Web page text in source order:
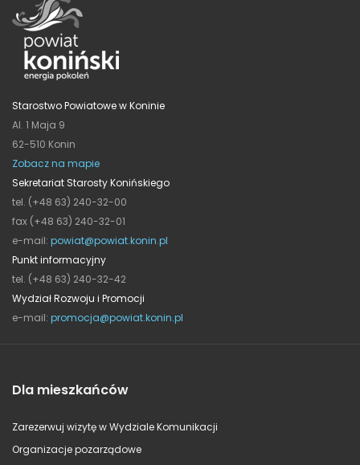
Starostwo Powiatowe w Koninie
Al. 1 Maja 9
62-510 Konin
Zobacz na mapie
Sekretariat Starosty Konińskiego
tel. (+48 63) 240-32-00
fax (+48 63) 240-32-01
e-mail: powiat@powiat.konin.pl
Punkt informacyjny
tel. (+48 63) 240-32-42
Wydział Rozwoju i Promocji
e-mail: promocja@powiat.konin.pl
Dla mieszkańców
Zarezerwuj wizytę w Wydziale Komunikacji
Organizacje pozarządowe